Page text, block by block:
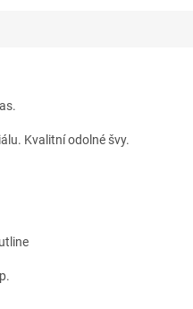
Kvalitní odolné švy.